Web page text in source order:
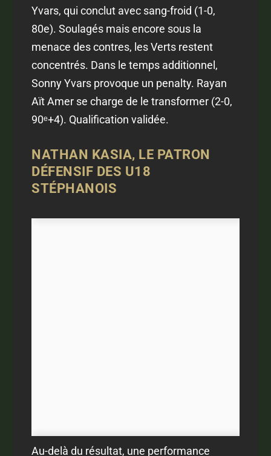
Yvars, qui conclut avec sang-froid (1-0,
80e). Soulagés mais encore sous la
menace des contres, les Verts restent
concentrés. Dans le temps additionnel,
Sonny Yvars provoque un penalty. Rayan
Aït Amer se charge de le transformer (2-0,
90ᵉ+4). Qualification validée.
NATHAN KASIA, LE PATRON
DÉFENSIF DES U18
STÉPHANOIS
Au-delà du résultat, une performance